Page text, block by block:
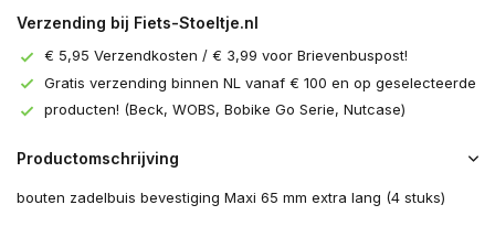
Verzending bij Fiets-Stoeltje.nl
€ 5,95 Verzendkosten / € 3,99 voor Brievenbuspost!
Gratis verzending binnen NL vanaf € 100 en op geselecteerde
producten! (Beck, WOBS, Bobike Go Serie, Nutcase)
Productomschrijving
bouten zadelbuis bevestiging Maxi 65 mm extra lang (4 stuks)